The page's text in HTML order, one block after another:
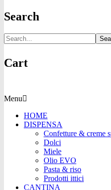
Search
Cart
Menu
HOME
DISPENSA
Confetture & creme
Dolci
Miele
Olio EVO
Pasta & riso
Prodotti ittici
CANTINA